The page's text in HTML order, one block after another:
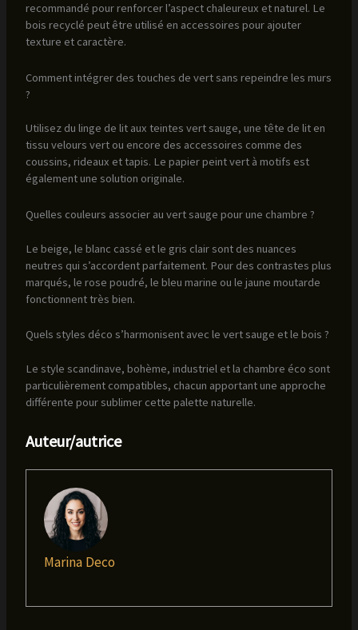
recommandé pour renforcer l’aspect chaleureux et naturel. Le
bois recyclé peut être utilisé en accessoires pour ajouter
texture et caractère.
Comment intégrer des touches de vert sans repeindre les murs
?
Utilisez du linge de lit aux teintes vert sauge, une tête de lit en
tissu velours vert ou encore des accessoires comme des
coussins, rideaux et tapis. Le papier peint vert à motifs est
également une solution originale.
Quelles couleurs associer au vert sauge pour une chambre ?
Le beige, le blanc cassé et le gris clair sont des nuances
neutres qui s’accordent parfaitement. Pour des contrastes plus
marqués, le rose poudré, le bleu marine ou le jaune moutarde
fonctionnent très bien.
Quels styles déco s’harmonisent avec le vert sauge et le bois ?
Le style scandinave, bohème, industriel et la chambre éco sont
particulièrement compatibles, chacun apportant une approche
différente pour sublimer cette palette naturelle.
Auteur/autrice
Marina Deco